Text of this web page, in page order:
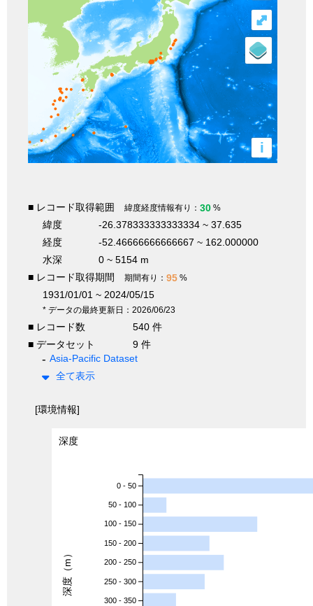
i
⤢
■ レコード取得範囲 緯度経度情報有り： 30 %
緯度
-26.378333333333334 ~ 37.635
経度
-52.46666666666667 ~ 162.000000
水深
0 ~ 5154 m
■ レコード取得期間
期間有り： 95 %
1931/01/01 ~ 2024/05/15
* データの最終更新日：2026/06/23
■ レコード数
540 件
■ データセット
9 件
Asia-Pacific Dataset
全て表示
[環境情報]
深度
0 - 50
50 - 100
100 - 150
150 - 200
200 - 250
250 - 300
300 - 350
深度（m）